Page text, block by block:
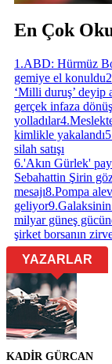
En Çok
1 .ABD: Hürmüz
gemiye el konuldu2
‘Milli duruş’ deyip
gerçek infaza
yolladılar4.
kimlikle yakalandı5
silah satışı
6.'Akın Gürlek'
Sebahattin Şirin
mesajı8.Pompa
geliyor9.
milyar güneş
şirket borsanın
YAZARLAR
KADİR GÜRCAN